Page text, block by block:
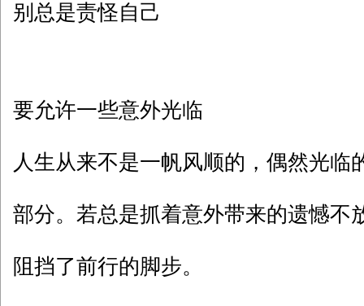
别总是责怪自己
要允许一些意外光临
人生从来不是一帆风顺的，偶然光临
部分。若总是抓着意外带来的遗憾不
阻挡了前行的脚步。